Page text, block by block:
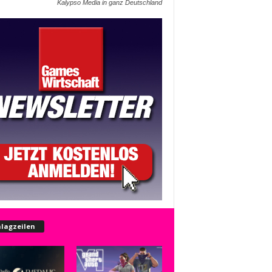
Kalypso Media in ganz Deutschland